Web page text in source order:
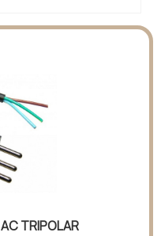
TRIPOLAR